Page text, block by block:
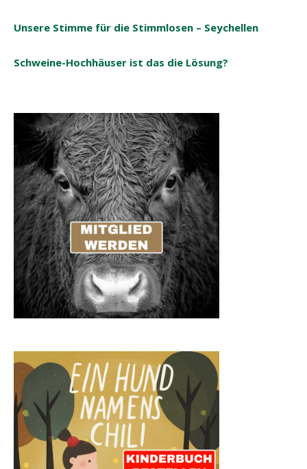
Unsere Stimme für die Stimmlosen – Seychellen
Schweine-Hochhäuser ist das die Lösung?